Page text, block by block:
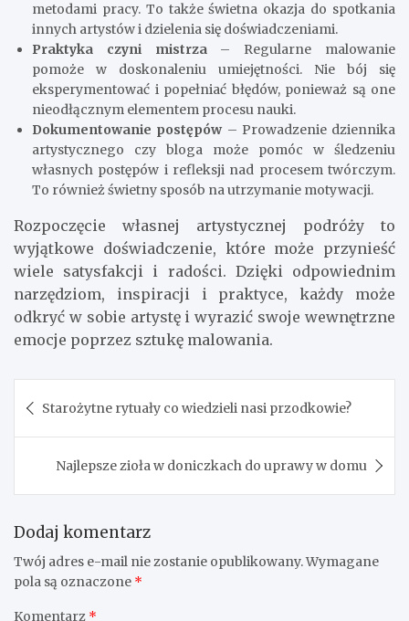
metodami pracy. To także świetna okazja do spotkania
innych artystów i dzielenia się doświadczeniami.
Praktyka czyni mistrza– Regularne malowanie
pomoże w doskonaleniu umiejętności. Nie bój się
eksperymentować i popełniać błędów, ponieważ są one
nieodłącznym elementem procesu nauki.
Dokumentowanie postępów– Prowadzenie dziennika
artystycznego czy bloga może pomóc w śledzeniu
własnych postępów i refleksji nad procesem twórczym.
To również świetny sposób na utrzymanie motywacji.
Rozpoczęcie własnej artystycznej podróży to
wyjątkowe doświadczenie, które może przynieść
wiele satysfakcji i radości. Dzięki odpowiednim
narzędziom, inspiracji i praktyce, każdy może
odkryć w sobie artystę i wyrazić swoje wewnętrzne
emocje poprzez sztukę malowania.
wpisu
Starożytne rytuały co wiedzieli nasi przodkowie?
Najlepsze zioła w doniczkach do uprawy w domu
Dodaj komentarz
Twój adres e-mail nie zostanie opublikowany.Wymagane
pola są oznaczone *
Komentarz *